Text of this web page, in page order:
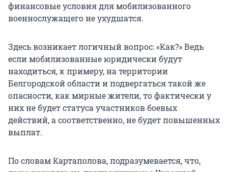
финансовые условия для мобилизованного
военнослужащего не ухудшатся.
Здесь возникает логичный вопрос: «Как?» Ведь
если мобилизованные юридически будут
находиться, к примеру, на территории
Белгородской области и подвергаться такой же
опасности, как мирные жители, то фактически у
них не будет статуса участников боевых
действий, а соответственно, не будет повышенных
выплат.
По словам Картаполова, подразумевается, что,